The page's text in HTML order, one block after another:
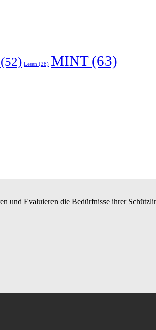
(52) Lesen (28) MINT(63)
und Evaluieren die Bedürfnisse ihrer